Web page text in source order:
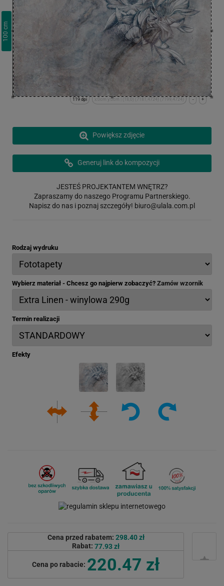
100
cm
+
-
x:0cm y:0cm | (18,0) (7181,4724) (7199,4724)
119 dpi
Powiększ zdjęcie
Generuj link do kompozycji
JESTEŚ PROJEKTANTEM WNĘTRZ?
Zapraszamy do naszego Programu Partnerskiego.
Napisz do nas i poznaj szczegóły! biuro@ulala.com.pl
Rodzaj wydruku
Wybierz materiał - Chcesz go najpierw zobaczyć? Zamów wzornik
Termin realizacji
Efekty
Cena przed rabatem: 298.40 zł
Rabat: 77.93 zł
Cena po rabacie: 220.47 zł